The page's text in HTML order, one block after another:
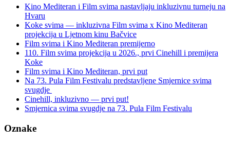
inkluzivnoj
Medijateci
Kino Mediteran i Film svima nastavljaju inkluzivnu turneju na
Hvaru
Koke svima — inkluzivna Film svima x Kino Mediteran
projekcija u Ljetnom kinu Bačvice
Film svima i Kino Mediteran premijerno
110. Film svima projekcija u 2026., prvi Cinehill i premijera
Koke
Film svima i Kino Mediteran, prvi put
Na 73. Pula Film Festivalu predstavljene Smjernice svima
svugdje
Cinehill, inkluzivno — prvi put!
Smjernica svima svugdje na 73. Pula Film Festivalu
Oznake